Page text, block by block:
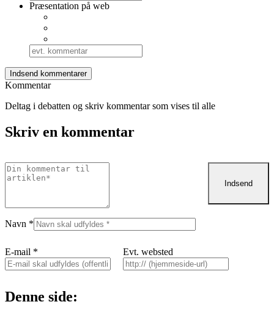
Præsentation på web
Kommentar
Deltag i debatten og skriv kommentar som vises til alle
Skriv en kommentar
Navn *
E-mail * Evt. websted
Denne side: